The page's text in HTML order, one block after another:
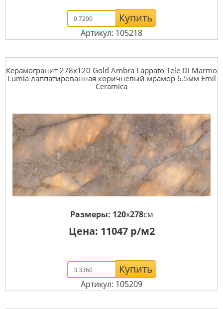
Купить
Артикул: 105218
Керамогранит 278x120 Gold Ambra Lappato Tele Di Marmo
Lumia лаппатированная коричневый мрамор 6.5мм Emil
Ceramica
Размеры: 120x278см
Цена: 11047р/м2
Купить
Артикул: 105209